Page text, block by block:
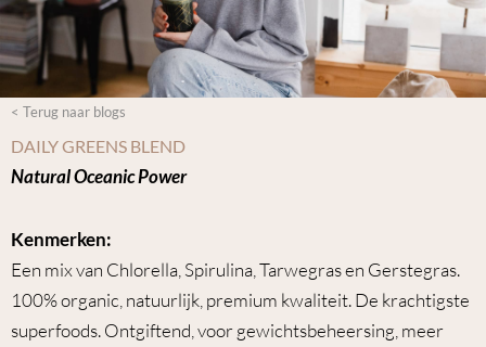
< Terug naar blogs
DAILY GREENS BLEND
Natural Oceanic Power
Kenmerken:
Een mix van Chlorella, Spirulina, Tarwegras en Gerstegras.
100% organic, natuurlijk, premium kwaliteit. De krachtigste
superfoods. Ontgiftend, voor gewichtsbeheersing, meer